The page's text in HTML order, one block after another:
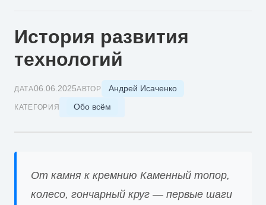
История развития
технологий
ДАТА06.06.2025АВТОР Андрей Исаченко
КАТЕГОРИЯ Обо всём
От камня к кремнию Каменный топор,
колесо, гончарный круг — первые шаги